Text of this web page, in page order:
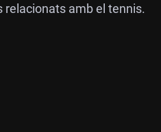
relacionats amb el tennis.